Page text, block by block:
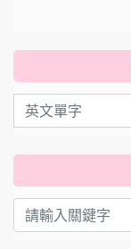
英文單字